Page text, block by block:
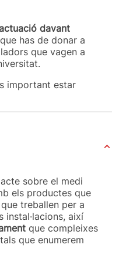
davant
has de donar a
que vagen a
important estar
sobre el medi
els productes que
treballen per a
instal·lacions, així
que compleixes
que enumerem